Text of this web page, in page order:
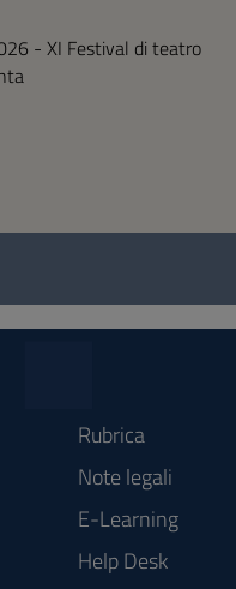
- XI Festival di teatro
Rubrica
Note legali
E-Learning
Help Desk